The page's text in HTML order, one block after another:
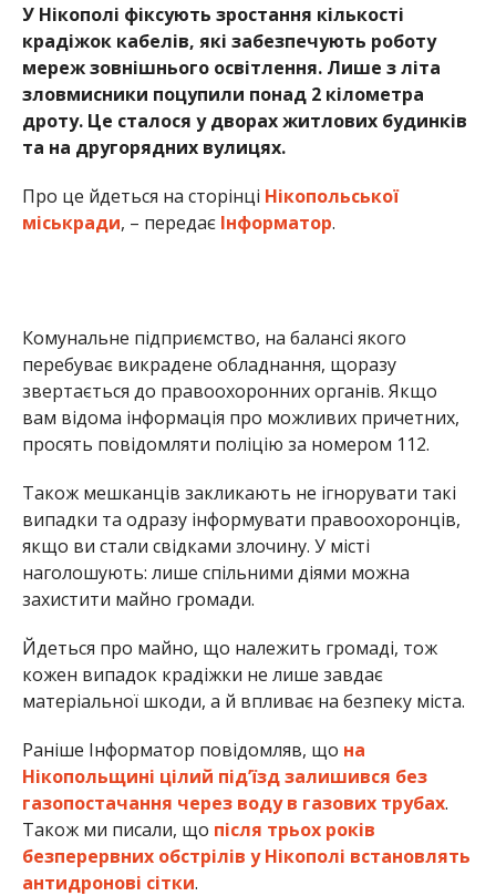
У Нікополі фіксують зростання кількості
крадіжок кабелів, які забезпечують роботу
мереж зовнішнього освітлення. Лише з літа
зловмисники поцупили понад 2 кілометра
дроту. Це сталося у дворах житлових будинків
та на другорядних вулицях.
Про це йдеться на сторінці Нікопольської
міськради, – передає Інформатор.
Комунальне підприємство, на балансі якого
перебуває викрадене обладнання, щоразу
звертається до правоохоронних органів. Якщо
вам відома інформація про можливих причетних,
просять повідомляти поліцію за номером 112.
Також мешканців закликають не ігнорувати такі
випадки та одразу інформувати правоохоронців,
якщо ви стали свідками злочину. У місті
наголошують: лише спільними діями можна
захистити майно громади.
Йдеться про майно, що належить громаді, тож
кожен випадок крадіжки не лише завдає
матеріальної шкоди, а й впливає на безпеку міста.
Раніше Інформатор повідомляв, що на
Нікопольщині цілий під’їзд залишився без
газопостачання через воду в газових трубах.
Також ми писали, що після трьох років
безперервних обстрілів у Нікополі встановлять
антидронові сітки.